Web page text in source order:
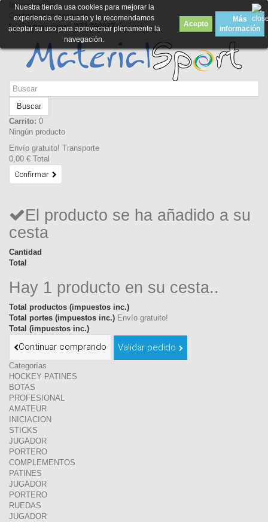
Iniciar sesión
Contacte con nosotros
Llámanos ahora: 972 369077
Buscar
Carrito: 0
Ningún producto
Envío gratuito! Transporte
0,00 € Total
Confirmar
El producto se ha añadido a su
cesta
Cantidad
Total
Hay 1 producto en su cesta..
Total productos (impuestos inc.)
Total portes (impuestos inc.) Envío gratuito!
Total (impuestos inc.)
Continuar comprando Validar pedido
Categorías
HOCKEY PATINES
BOTAS
PROFESIONAL
AMATEUR
INICIACION
STICKS
JUGADOR
PORTERO
COMPLEMENTOS
PATINES
JUGADOR
PORTERO
RUEDAS
JUGADOR
Nuestra tienda usa cookies para mejorar la
experiencia de usuario y le recomendamos
aceptar su uso para aprovechar plenamente la
navegación.
Acepto
Más
información